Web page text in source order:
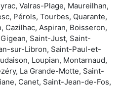
Valras-Plage, Maureilhan,
Pérols, Tourbes, Quarante,
Cazilhac, Aspiran, Boisseron,
Saint-Just, Saint-
sur-Libron, Saint-Paul-et-
Loupian, Montarnaud,
La Grande-Motte, Saint-
Canet, Saint-Jean-de-Fos,